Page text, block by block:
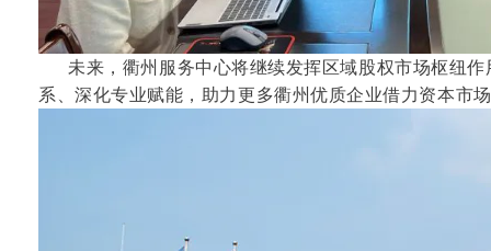
未来，衢州服务中心将继续发挥区域股权市场枢纽作
系、深化专业赋能，助力更多衢州优质企业借力资本市